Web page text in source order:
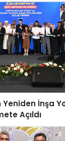
Yeniden İnşa
Açıldı